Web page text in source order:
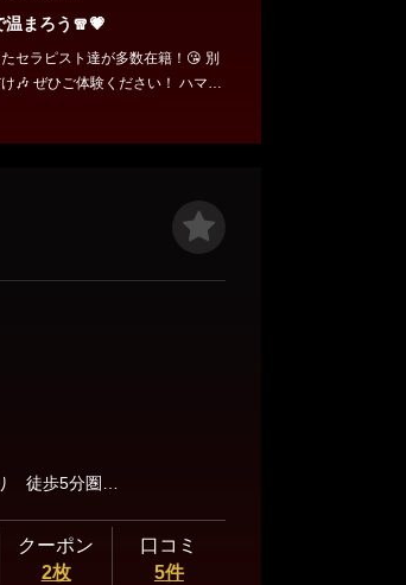
温まろう🧣💗
ラピスト達が多数在籍！😘 別
🎶 ぜひご体験ください！ ハマる
クーポン
2枚
口コミ
5件